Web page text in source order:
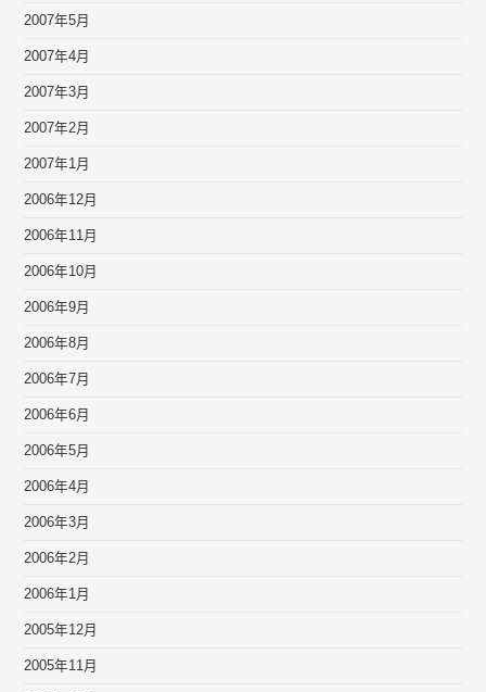
2007年5月
2007年4月
2007年3月
2007年2月
2007年1月
2006年12月
2006年11月
2006年10月
2006年9月
2006年8月
2006年7月
2006年6月
2006年5月
2006年4月
2006年3月
2006年2月
2006年1月
2005年12月
2005年11月